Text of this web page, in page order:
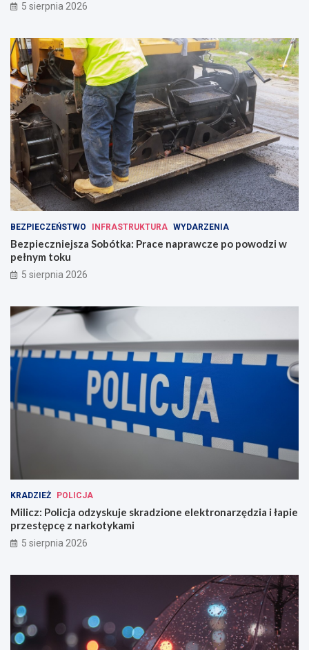
5 sierpnia 2026
BEZPIECZEŃSTWO INFRASTRUKTURA WYDARZENIA
Bezpieczniejsza Sobótka: Prace naprawcze po powodzi w
pełnym toku
5 sierpnia 2026
KRADZIEŻ POLICJA
Milicz: Policja odzyskuje skradzione elektronarzędzia i łapie
przestępcę z narkotykami
5 sierpnia 2026